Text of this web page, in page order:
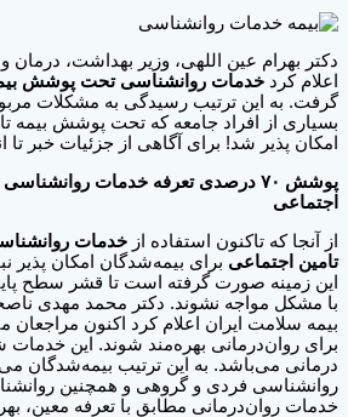
دکتر بهرام عین اللهی، وزیر بهداشت،
اعلام کرد خدمات روانشناسی تحت پوشش
گرفت. به این ترتیب رسیدگی به مشکلات
بسیاری از افراد جامعه که تحت پوشش بیمه
امکان پذیر شد! برای آگاهی از جزئیات خبر تا
پوشش ۷۰ درصدی تعرفه خدمات
اجتماعی
از آنجا که تاکنون استفاده از خدمات
تامین اجتماعی برای بیمه‌شدگان امکان پذیر
این زمینه صورت گرفته است تا قشر سطح
با مشکل مواجه نشوند. دکتر محمد مهدی
بیمه سلامت ایران اعلام کرد اکنون مراجعان
برای روان‌درمانی بهره‌مند شوند. این
درمانی می‌باشد. به این ترتیب بیمه‌شدگان
روانشناسی فردی و گروهی و همچنین
خدمات روان‌درمانی مطابق با تعرفه معین،